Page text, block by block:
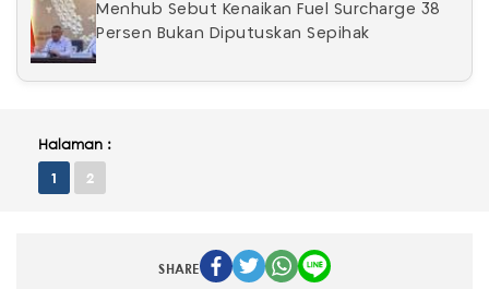
Menhub Sebut Kenaikan Fuel Surcharge 38
Persen Bukan Diputuskan Sepihak
Halaman :
1 2
SHARE